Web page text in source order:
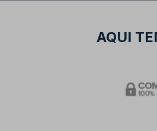
AQUI